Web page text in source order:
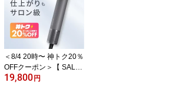
ケア オーラルケア 医薬
部外品 はみがき 歯みが
き 薬用 むし歯 ランキン
グ mtm1
＜8/4 20時〜 神トク20％
OFFクーポン＞【 SALO
NIA スムースシャイン ス
19,800 円